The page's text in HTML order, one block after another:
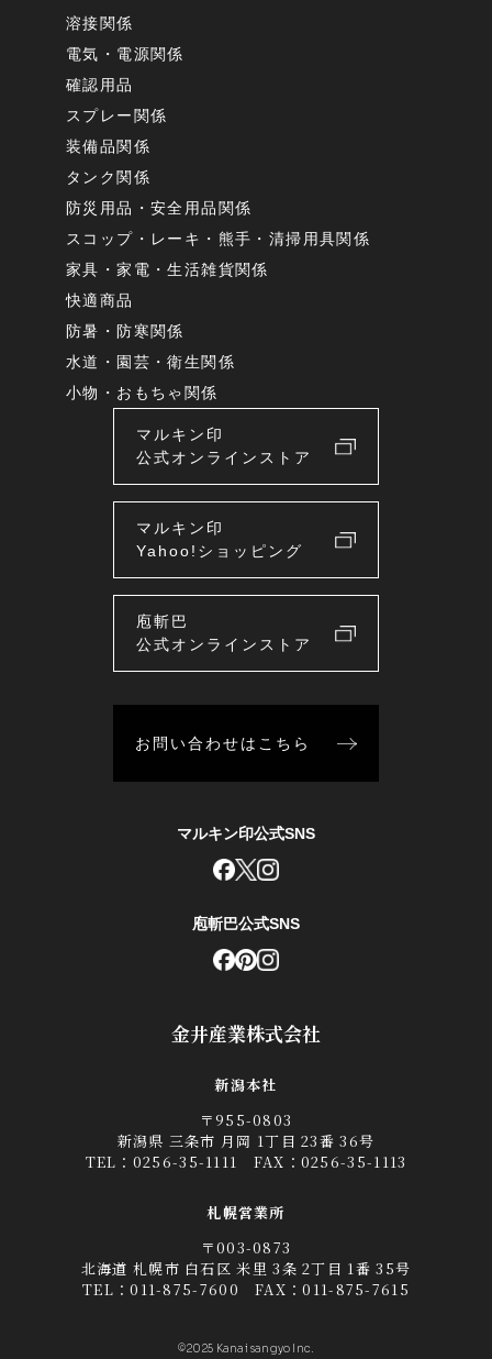
金井産業株式会社
新潟本社
〒955-0803
新潟県 三条市 月岡 1丁目 23番 36号
TEL： 0256-35-1111 FAX：0256-35-1113
札幌営業所
〒003-0873
北海道 札幌市 白石区 米里 3条 2丁目 1番 35号
TEL：011-875-7600 FAX：011-875-7615
©2025 Kanai sangyo Inc.
溶接関係
電気・電源関係
確認用品
スプレー関係
装備品関係
タンク関係
防災用品・安全用品関係
スコップ・レーキ・熊手・清掃用具関係
家具・家電・生活雑貨関係
快適商品
防暑・防寒関係
水道・園芸・衛生関係
小物・おもちゃ関係
マルキン印
公式オンラインストア
マルキン印
Yahoo!ショッピング
庖斬巴
公式オンラインストア
お問い合わせはこちら
マルキン印公式SNS
庖斬巴公式SNS